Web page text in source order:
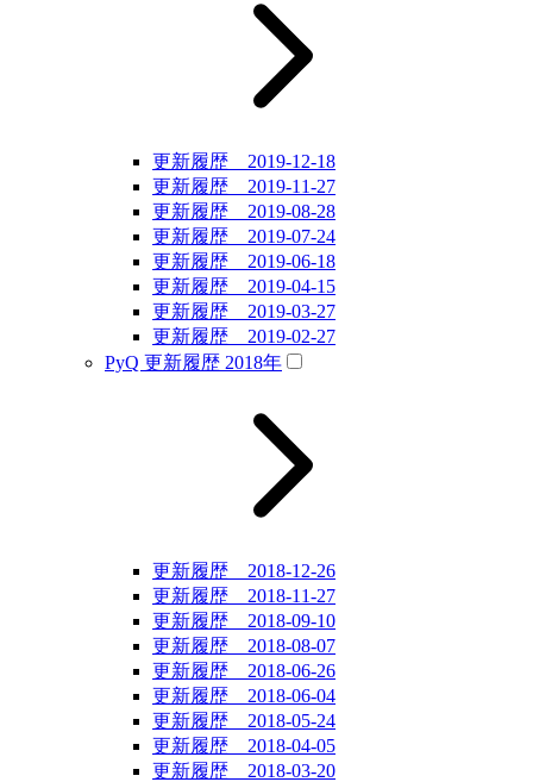
更新履歴 2019-12-18
更新履歴 2019-11-27
更新履歴 2019-08-28
更新履歴 2019-07-24
更新履歴 2019-06-18
更新履歴 2019-04-15
更新履歴 2019-03-27
更新履歴 2019-02-27
PyQ 更新履歴 2018年
更新履歴 2018-12-26
更新履歴 2018-11-27
更新履歴 2018-09-10
更新履歴 2018-08-07
更新履歴 2018-06-26
更新履歴 2018-06-04
更新履歴 2018-05-24
更新履歴 2018-04-05
更新履歴 2018-03-20